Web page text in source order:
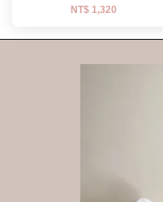
NT$ 1,320